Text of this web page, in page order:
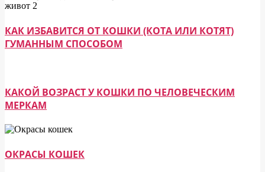
КАК ИЗБАВИТСЯ ОТ КОШКИ (КОТА ИЛИ КОТЯТ)
ГУМАННЫМ СПОСОБОМ
КАКОЙ ВОЗРАСТ У КОШКИ ПО ЧЕЛОВЕЧЕСКИМ
МЕРКАМ
ОКРАСЫ КОШЕК